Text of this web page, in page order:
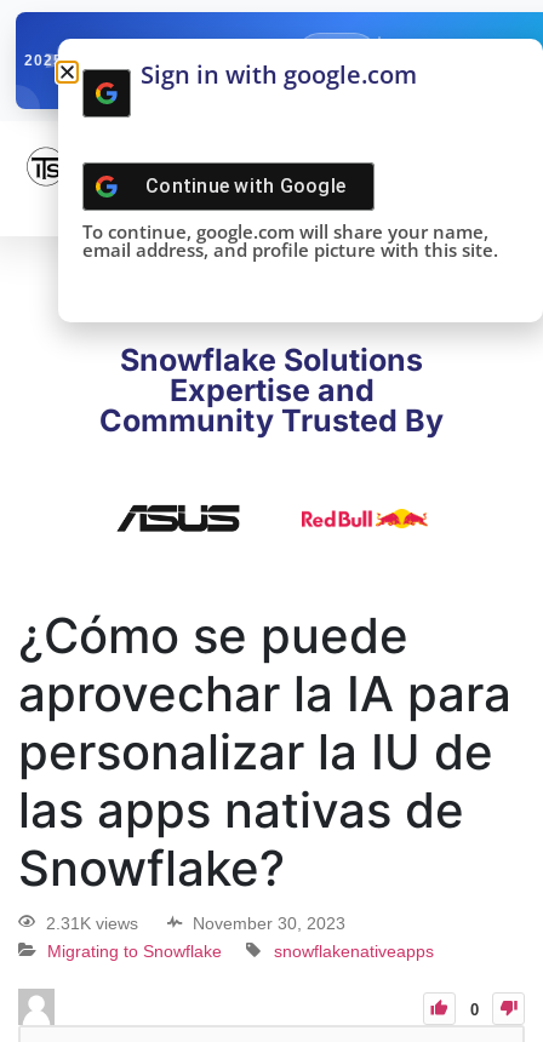
2025SNOWFLAKE SUMMIT
DONE!
Snowflake Solutions
Expertise and
Community Trusted By
¿Cómo se puede
aprovechar la IA para
personalizar la IU de
las apps nativas de
Snowflake?
2.31K views
November 30, 2023
Migrating to Snowflake
snowflakenativeapps
0
Sign in with google.com
Continue with Google
To continue, google.com will share your name,
email address, and profile picture with this site.